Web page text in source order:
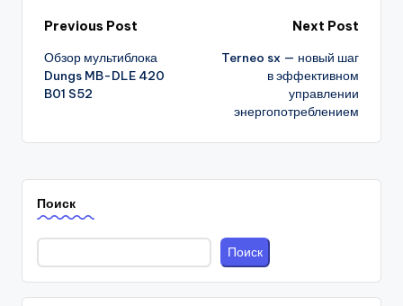
Post
navigation
Previous Post
Обзор мультиблока
Dungs MB-DLE 420
B01 S52
Next Post
Terneo sx — новый шаг
в эффективном
управлении
энергопотреблением
Поиск
Поиск